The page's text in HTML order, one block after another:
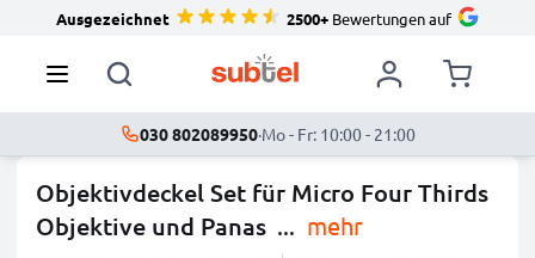
Ausgezeichnet 2500+Bewertungen auf
030 802089950·Mo - Fr: 10:00 - 21:00
Objektivdeckel Set für Micro Four Thirds
Objektive und Panas ... mehr